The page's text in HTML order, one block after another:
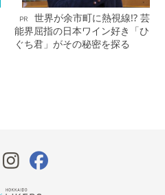
PR
世界が余市町に熱視線!? 芸
能界屈指の日本ワイン好き「ひ
ぐち君」がその秘密を探る